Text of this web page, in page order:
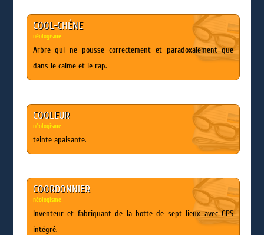
COOL-CHÊNE
néologisme
Arbre qui ne pousse correctement et paradoxalement que
dans le calme et le rap.
COOLEUR
néologisme
teinte apaisante.
COORDONNIER
néologisme
Inventeur et fabriquant de la botte de sept lieux avec GPS
intégré.